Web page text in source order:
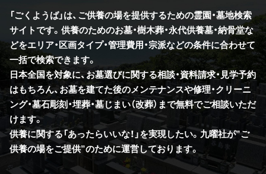
「ごくようば」は、ご供養の場を提供するための霊園・墓地検索
サイトです。供養のためのお墓・樹木葬・永代供養墓・納骨堂な
どをエリア・区画タイプ・管理費用・宗派などの条件に合わせて
一括で検索できます。
日本全国を対象に、お墓選びに関する相談・資料請求・見学予約
はもちろん、お墓を建てた後のメンテナンスや修理・クリーニ
ング・墓石彫刻・埋葬・墓じまい（改葬）まで無料でご相談いただ
けます。
供養に関する「あったらいいな！」を実現したい。九曜社が”ご
供養の場をご提供”のために運営しております。